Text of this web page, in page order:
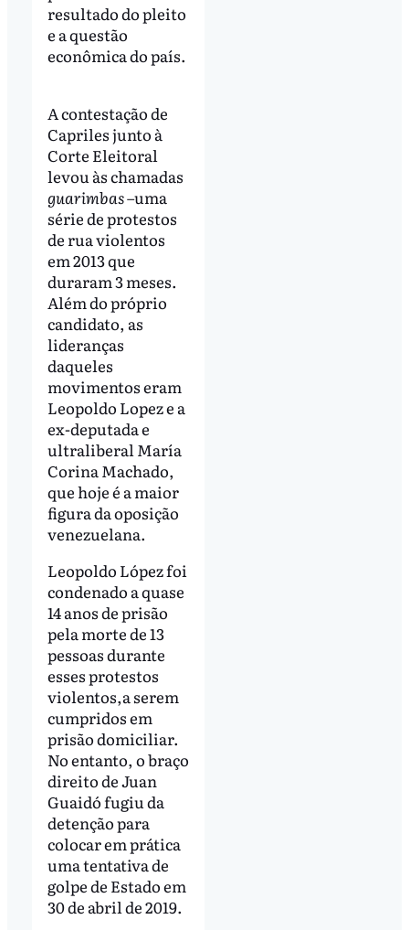
resultado do pleito
e a questão
econômica do país.
A contestação de
Capriles junto à
Corte Eleitoral
levou às chamadas
guarimbas–uma
série de protestos
de rua violentos
em 2013 que
duraram 3 meses.
Além do próprio
candidato, as
lideranças
daqueles
movimentos eram
Leopoldo Lopez e a
ex-deputada e
ultraliberal María
Corina Machado,
que hoje é a maior
figura da oposição
venezuelana.
Leopoldo López foi
condenado a quase
14 anos de prisão
pela morte de 13
pessoas durante
esses protestos
violentos,a serem
cumpridos em
prisão domiciliar.
No entanto, o braço
direito de Juan
Guaidó fugiu da
detenção para
colocar em prática
uma tentativa de
golpe de Estado em
30 de abril de 2019.